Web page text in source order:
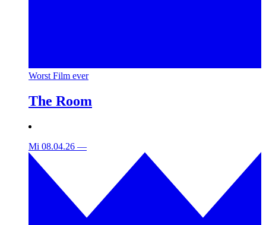
Worst Film ever
The Room
Mi 08.04.26 —